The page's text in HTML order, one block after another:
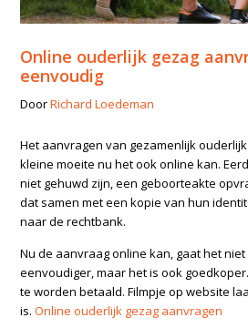
Online ouderlijk gezag
eenvoudig
DoorRichard Loedeman
Het aanvragen van gezamenlijk
kleine moeite nu het ook online kan.
niet gehuwd zijn, een geboorteakte
dat samen met een kopie van hun
naar de rechtbank.
Nu de aanvraag online kan, gaat het
eenvoudiger, maar het is ook
te worden betaald. Filmpje op website
is.Online ouderlijk gezag aanvragen